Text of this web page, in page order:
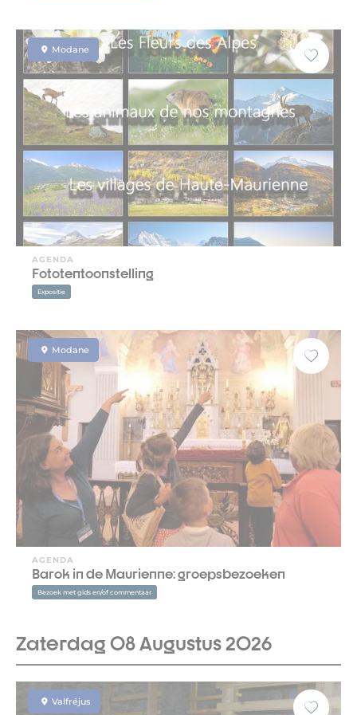
Modane
AGENDA
Fototentoonstelling
Expositie
Modane
AGENDA
Barok in de Maurienne: groepsbezoeken
Bezoek met gids en/of commentaar
Zaterdag 08 Augustus 2026
Valfréjus